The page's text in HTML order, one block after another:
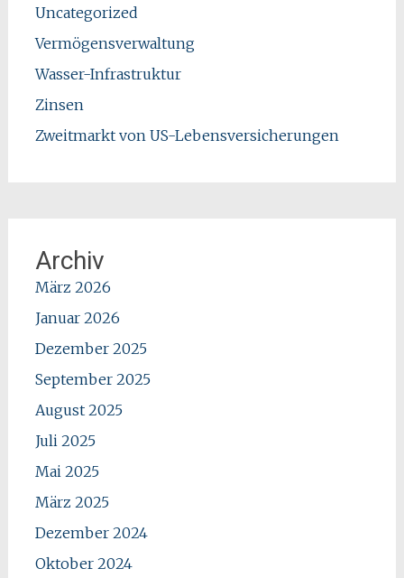
Uncategorized
Vermögensverwaltung
Wasser-Infrastruktur
Zinsen
Zweitmarkt von US-Lebensversicherungen
Archiv
März 2026
Januar 2026
Dezember 2025
September 2025
August 2025
Juli 2025
Mai 2025
März 2025
Dezember 2024
Oktober 2024